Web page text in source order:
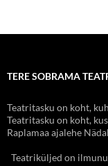
TERE SOBRAMA
Teatritasku on koht,
Teatritasku on koht,
Raplamaa ajalehe
Teatriküljed on